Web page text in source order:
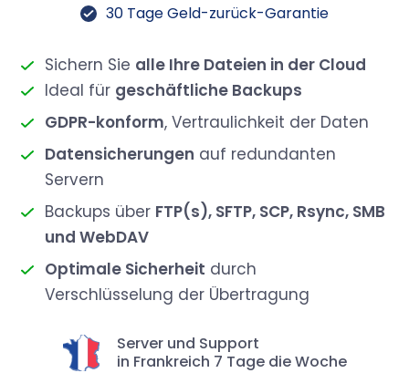
Sichern Sie alle Ihre Dateien in der Cloud
Ideal für geschäftliche Backups
GDPR-konform, Vertraulichkeit der Daten
Datensicherungen auf redundanten
Servern
Backups über FTP(s), SFTP, SCP, Rsync, SMB
und WebDAV
Optimale Sicherheit durch
Verschlüsselung der Übertragung
Server und Support
in Frankreich 7 Tage die Woche
30 Tage Geld-zurück-Garantie